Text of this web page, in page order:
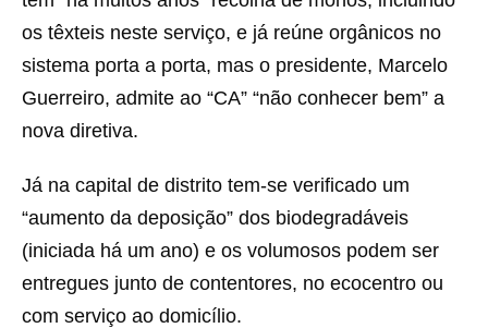
os têxteis neste serviço, e já reúne orgânicos no
sistema porta a porta, mas o presidente, Marcelo
Guerreiro, admite ao “CA” “não conhecer bem” a
nova diretiva.
Já na capital de distrito tem-se verificado um
“aumento da deposição” dos biodegradáveis
(iniciada há um ano) e os volumosos podem ser
entregues junto de contentores, no ecocentro ou
com serviço ao domicílio.